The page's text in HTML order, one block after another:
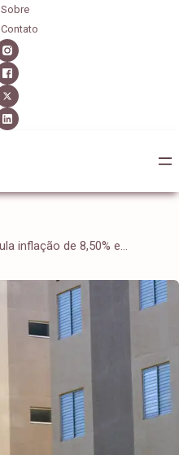
Sobre
Contato
Índice que reajusta aluguel acumula inflação de 8,50% em 12 meses